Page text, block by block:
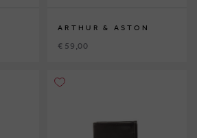
ARTHUR & ASTON
€ 59,00